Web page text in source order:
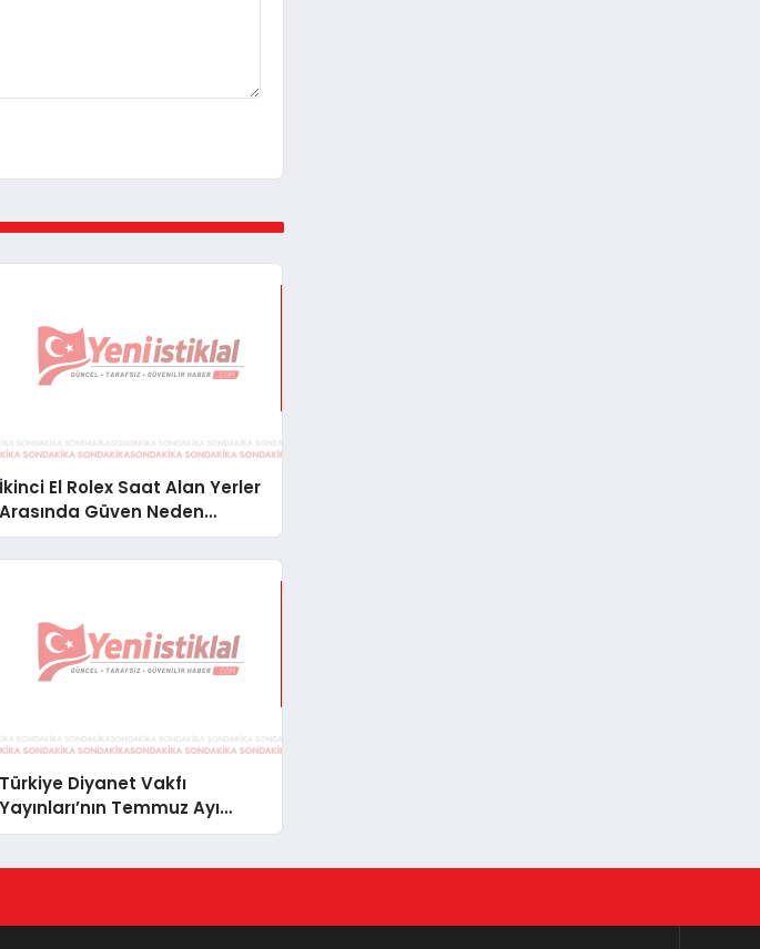
İkinci El Rolex Saat Alan Yerler
Arasında Güven Neden
Önemlidir?
Türkiye Diyanet Vakfı
Yayınları’nın Temmuz Ayı
Fırsat Köşesinde Bülent Ata